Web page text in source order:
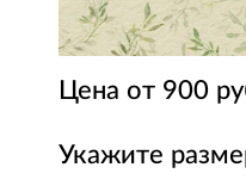
Цена от 900
Укажите